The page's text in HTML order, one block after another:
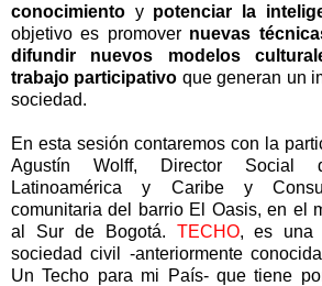
conocimiento y potenciar la
objetivo es promover nuevas
difundir nuevos modelos
trabajo participativo que generan un
sociedad.
En esta sesión contaremos con la
Agustín Wolff, Director Social
Latinoamérica y Caribe y
comunitaria del barrio El Oasis, en el
al Sur de Bogotá. TECHO, es
una
sociedad civil -anteriormente
Un Techo para mi País- que tiene